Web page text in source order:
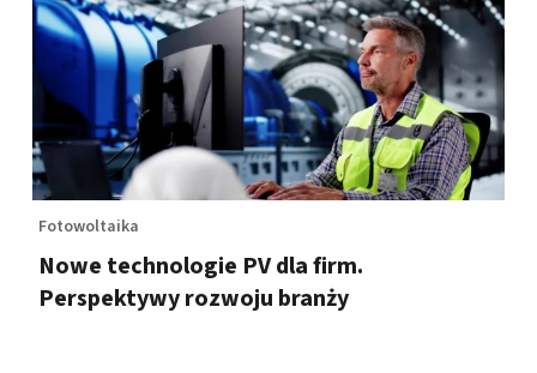
Fotowoltaika
Nowe technologie PV dla firm.
Perspektywy rozwoju branży